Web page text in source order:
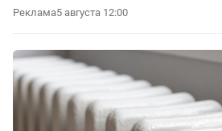
Реклама5 августа 12:00